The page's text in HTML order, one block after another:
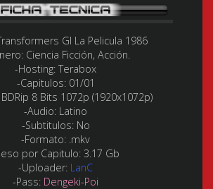
GI La Pelicula 1986
Ciencia Ficción, Acción.
-Hosting:Terabox
-Capitulos:01/01
BDRip 8 Bits 1072p (1920x1072p)
-Audio: Latino
-Subtitulos:No
-Formato: .mkv
por Capitulo: 3.17 Gb
-Uploader: LanC
-Pass: Dengeki-Poi